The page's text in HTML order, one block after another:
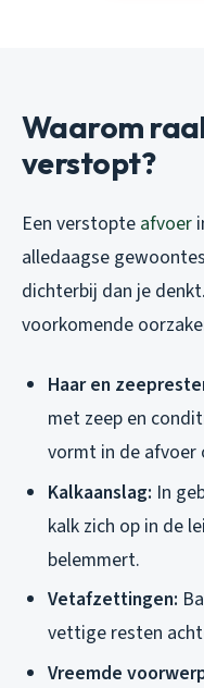
Waarom
verstopt?
Een verstopte afvoer
alledaagse
dichterbij dan je
voorkomende
Haar en
met zeep en
vormt in de afvoer
Kalkaanslag: In
kalk zich op in de
belemmert.
Vetafzettingen:
vettige resten
Vreemde